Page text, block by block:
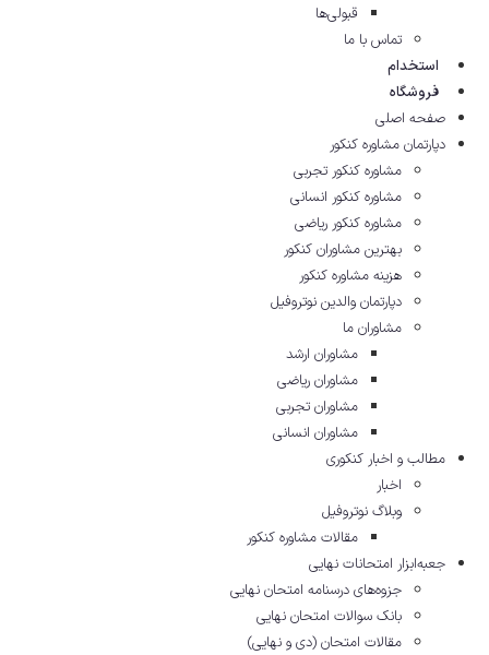
قبولی‌ها
تماس با ما
استخدام
فروشگاه
صفحه اصلی
دپارتمان مشاوره کنکور
مشاوره کنکور تجربی
مشاوره کنکور انسانی
مشاوره کنکور ریاضی
بهترین مشاوران کنکور
هزینه مشاوره کنکور
دپارتمان والدین نوتروفیل
مشاوران ما
مشاوران ارشد
مشاوران ریاضی
مشاوران تجربی
مشاوران انسانی
مطالب و اخبار کنکوری
اخبار
وبلاگ نوتروفیل
مقالات مشاوره‌ کنکور
جعبه‌ابزار امتحانات نهایی
جزوه‌های درسنامه امتحان نهایی
بانک سوالات امتحان نهایی
مقالات امتحان (دی و نهایی)